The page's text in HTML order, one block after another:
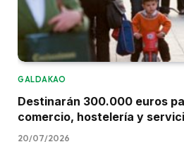
GALDAKAO
Destinarán 300.000 euros
comercio, hostelería y
20/07/2026